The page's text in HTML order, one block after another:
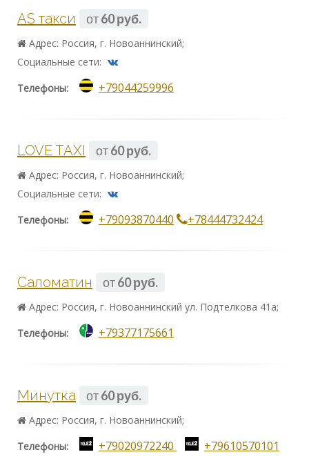
AS такси от60 руб.
Адрес: Россия, г. Новоаннинский;
Социальные сети:
Телефоны: +79044259996
LOVE TAXI от60 руб.
Адрес: Россия, г. Новоаннинский;
Социальные сети:
Телефоны: +79093870440 +78444732424
Саломатин от60 руб.
Адрес: Россия, г. Новоаннинский ул. Подтелкова 41а;
Телефоны: +79377175661
Минутка от60 руб.
Адрес: Россия, г. Новоаннинский;
Телефоны: +79020972240 +79610570101